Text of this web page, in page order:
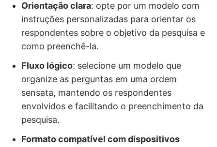
Orientação clara: opte por um modelo com
instruções personalizadas para orientar os
respondentes sobre o objetivo da pesquisa e
como preenchê-la.
Fluxo lógico: selecione um modelo que
organize as perguntas em uma ordem
sensata, mantendo os respondentes
envolvidos e facilitando o preenchimento da
pesquisa.
Formato compatível com dispositivos